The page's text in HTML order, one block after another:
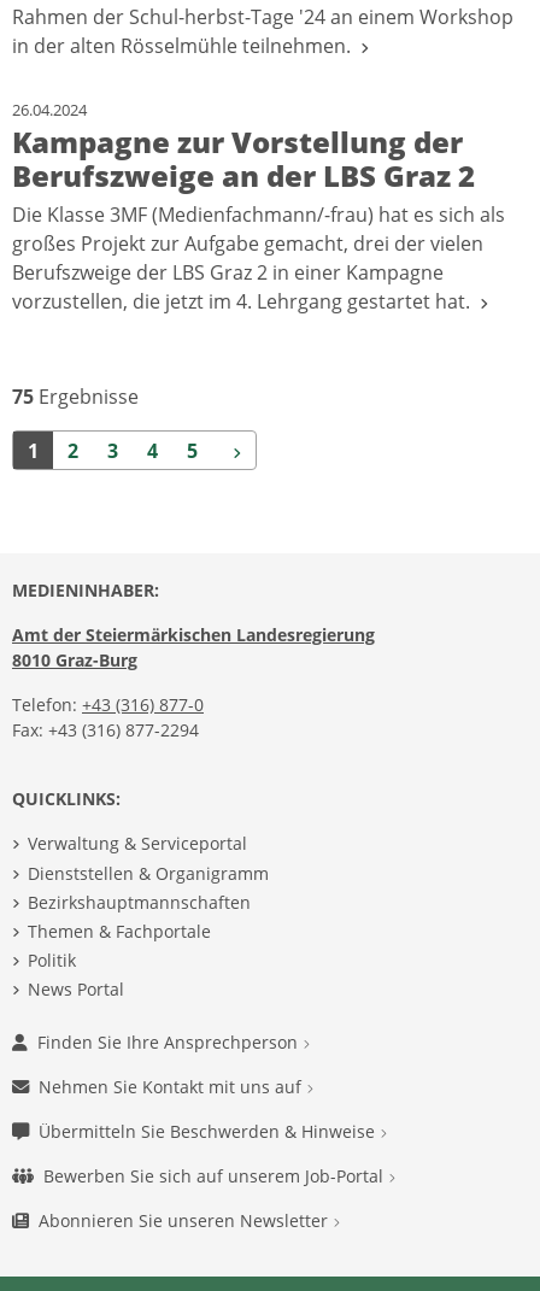
Rahmen der Schul-herbst-Tage '24 an einem Workshop
in der alten Rösselmühle teilnehmen.
26.04.2024
Kampagne zur Vorstellung der
Berufszweige an der LBS Graz 2
Die Klasse 3MF (Medienfachmann/-frau) hat es sich als
großes Projekt zur Aufgabe gemacht, drei der vielen
Berufszweige der LBS Graz 2 in einer Kampagne
vorzustellen, die jetzt im 4. Lehrgang gestartet hat.
75 Ergebnisse
1 2 3 4 5 Weiter
MEDIENINHABER:
Amt der Steiermärkischen Landesregierung
8010 Graz-Burg
Telefon: +43 (316) 877-0
Fax: +43 (316) 877-2294
QUICKLINKS:
Verwaltung & Serviceportal
Dienststellen & Organigramm
Bezirkshauptmannschaften
Themen & Fachportale
Politik
News Portal
Finden Sie Ihre Ansprechperson
Nehmen Sie Kontakt mit uns auf
Übermitteln Sie Beschwerden & Hinweise
Bewerben Sie sich auf unserem Job-Portal
Abonnieren Sie unseren Newsletter